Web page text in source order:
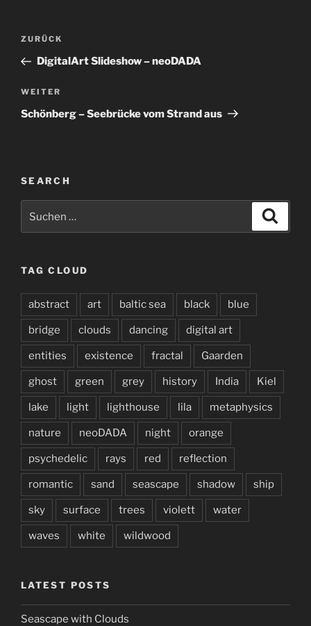
Beitragsnavigation
Vorheriger
Beitrag
ZURÜCK
DigitalArt Slideshow – neoDADA
Nächster
Beitrag
WEITER
Schönberg – Seebrücke vom Strand aus
SEARCH
nach:
TAG CLOUD
abstract art baltic sea black blue
bridge clouds dancing digital art
entities existence fractal Gaarden
ghost green grey history India Kiel
lake light lighthouse lila metaphysics
nature neoDADA night orange
psychedelic rays red reflection
romantic sand seascape shadow ship
sky surface trees violett water
waves white wildwood
LATEST POSTS
Seascape with Clouds